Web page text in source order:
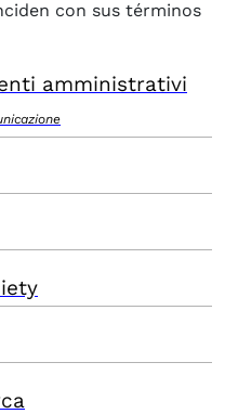
con sus términos
amministrativi